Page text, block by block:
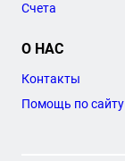
Счета
О НАС
Контакты
Помощь по сайту